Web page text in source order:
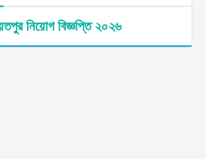
নিয়োগ বিজ্ঞপ্তি ২০২৬